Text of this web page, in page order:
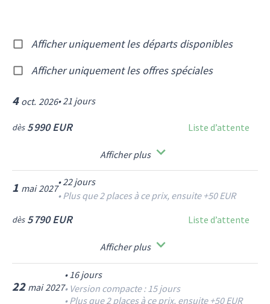
Afficher uniquement les départs disponibles
Afficher uniquement les offres spéciales
4 oct. 2026•21 jours
dès 5 990 EUR Liste d’attente
Afficher plus
1 mai 2027
•22 jours
•Plus que 2 places à ce prix, ensuite +50 EUR
dès 5 790 EUR Liste d’attente
Afficher plus
22 mai 2027
•16 jours
• Version compacte : 15 jours
•Plus que 2 places à ce prix, ensuite +50 EUR